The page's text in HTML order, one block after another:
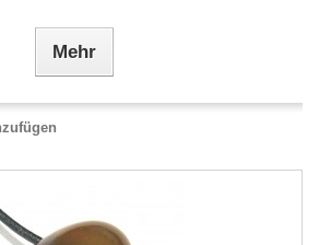
Mehr